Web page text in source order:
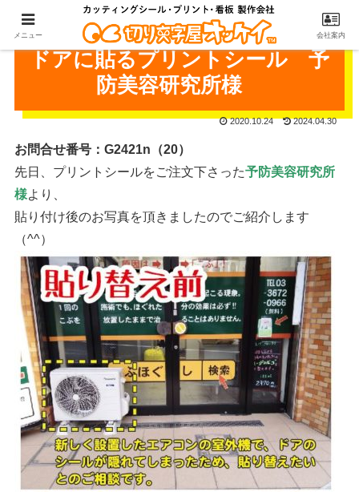
ドアに貼るプリントシール 予
防美容研究所様
2020.10.24 2024.04.30
お問合せ番号：G2421n（20）
先日、プリントシールをご注文下さった予防美容研究所
様より、
貼り付け後のお写真を頂きましたのでご紹介します
（^^）
メニュー 会社案内